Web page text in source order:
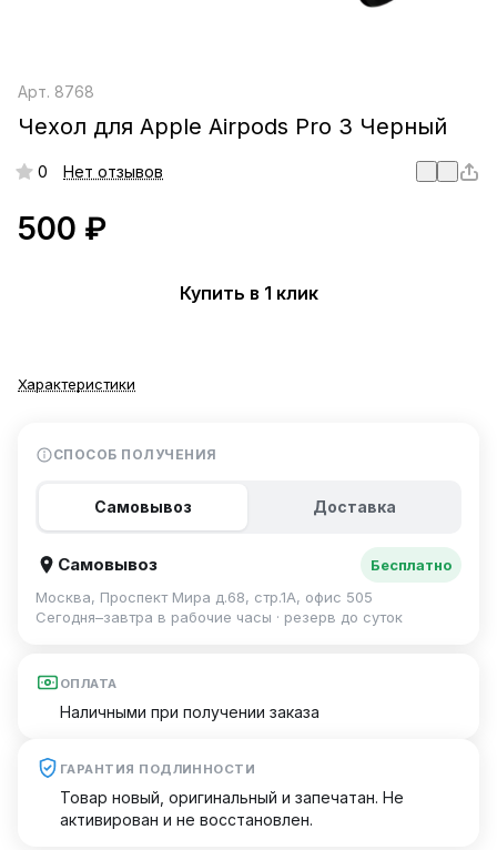
Арт. 8768
Чехол для Apple Airpods Pro 3 Черный
0 Нет отзывов
500 ₽
Купить в 1 клик
Характеристики
СПОСОБ ПОЛУЧЕНИЯ
Самовывоз Доставка
Самовывоз
Бесплатно
Москва, Проспект Мира д.68, стр.1А, офис 505
Сегодня–завтра в рабочие часы · резерв до суток
ОПЛАТА
Наличными при получении заказа
ГАРАНТИЯ ПОДЛИННОСТИ
Товар новый, оригинальный и запечатан. Не
активирован и не восстановлен.